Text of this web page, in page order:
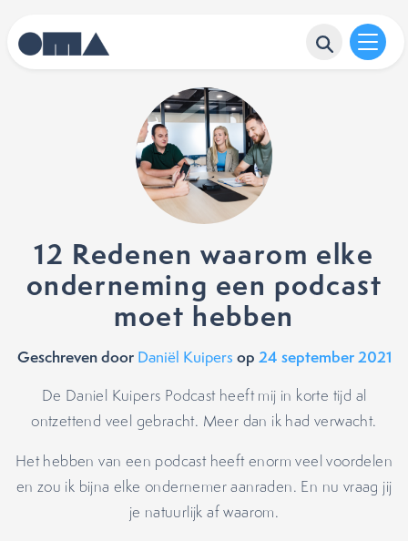
12 Redenen waarom elke
onderneming een podcast
moet hebben
Geschreven door Daniël Kuipers op 24 september 2021
De Daniel Kuipers Podcast heeft mij in korte tijd al
ontzettend veel gebracht. Meer dan ik had verwacht.
Het hebben van een podcast heeft enorm veel voordelen
en zou ik bijna elke ondernemer aanraden. En nu vraag jij
je natuurlijk af waarom.